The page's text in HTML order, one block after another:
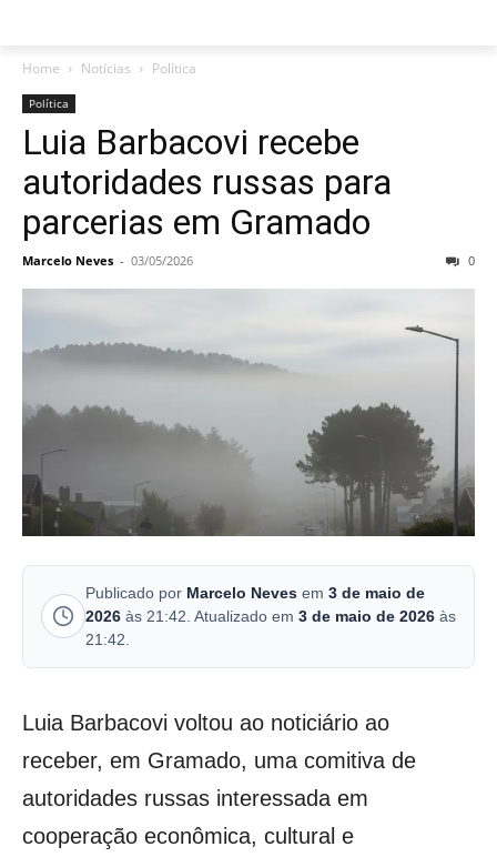
Home Notícias Política
Política
Luia Barbacovi recebe
autoridades russas para
parcerias em Gramado
Marcelo Neves - 03/05/2026 0
Publicado por Marcelo Neves em 3 de maio de
2026 às 21:42. Atualizado em 3 de maio de 2026 às
21:42.
Luia Barbacovi voltou ao noticiário ao
receber, em Gramado, uma comitiva de
autoridades russas interessada em
cooperação econômica, cultural e